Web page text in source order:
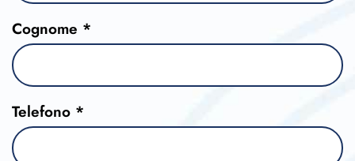
Cognome *
Telefono *